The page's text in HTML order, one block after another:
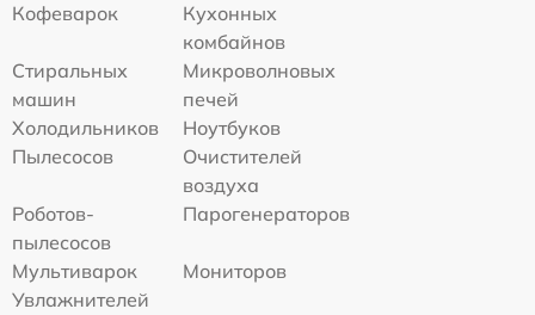
Кофеварок
Кухонных
комбайнов
Стиральных
машин
Микроволновых
печей
Холодильников
Ноутбуков
Пылесосов
Очистителей
воздуха
Роботов-
пылесосов
Парогенераторов
Мультиварок
Мониторов
Увлажнителей